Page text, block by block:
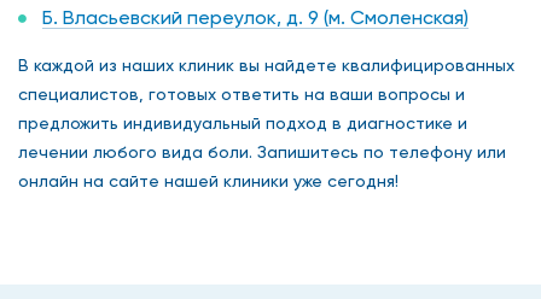
Б. Власьевский переулок, д. 9 (м. Смоленская)
В каждой из наших клиник вы найдете квалифицированных
специалистов, готовых ответить на ваши вопросы и
предложить индивидуальный подход в диагностике и
лечении любого вида боли. Запишитесь по телефону или
онлайн на сайте нашей клиники уже сегодня!